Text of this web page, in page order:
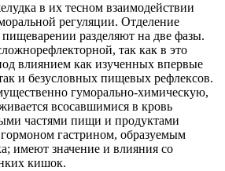
в их тесном взаимодействии
регуляции. Отделение
разделяют на две фазы.
так как в это
влиянием как изученных впервые
и безусловных пищевых рефлексов.
гуморально-химическую,
всосавшимися в кровь
частями пищи и продуктами
гастрином, образуемым
имеют значение и влияния со
кишок.